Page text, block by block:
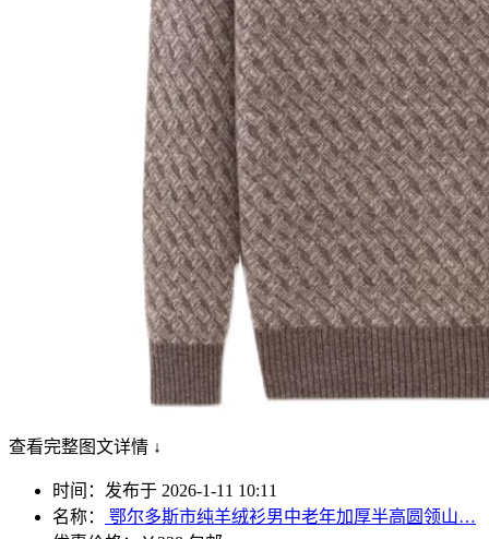
查看完整图文详情 ↓
时间：发布于 2026-1-11 10:11
名称：
鄂尔多斯市纯羊绒衫男中老年加厚半高圆领山…